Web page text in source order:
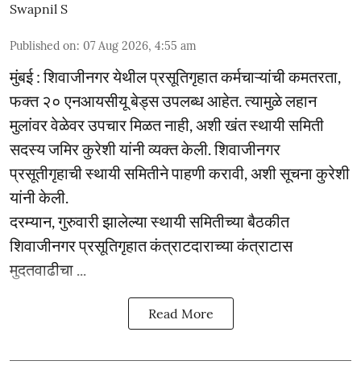
Swapnil S
Published on: 07 Aug 2026, 4:55 am
मुंबई : शिवाजीनगर येथील प्रसूतिगृहात कर्मचाऱ्यांची कमतरता,
फक्त २० एनआयसीयू बेड्स उपलब्ध आहेत. त्यामुळे लहान
मुलांवर वेळेवर उपचार मिळत नाही, अशी खंत स्थायी समिती
सदस्य जमिर कुरेशी यांनी व्यक्त केली. शिवाजीनगर
प्रसूतीगृहाची स्थायी समितीने पाहणी करावी, अशी सूचना कुरेशी
यांनी केली.
दरम्यान, गुरुवारी झालेल्या स्थायी समितीच्या बैठकीत
शिवाजीनगर प्रसूतिगृहात कंत्राटदाराच्या कंत्राटास
मुदतवाढीचा ...
Read More